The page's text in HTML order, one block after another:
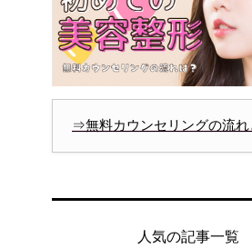
⇒無料カウンセリングの流れ
人気の記事一覧